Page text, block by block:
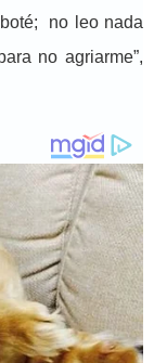
no leo nada
no agriarme”,